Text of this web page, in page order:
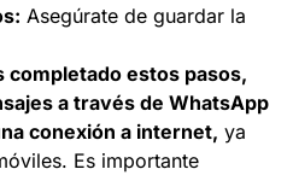
Asegúrate de guardar la
completado estos pasos,
a través de WhatsApp
conexión a internet, ya
Es importante